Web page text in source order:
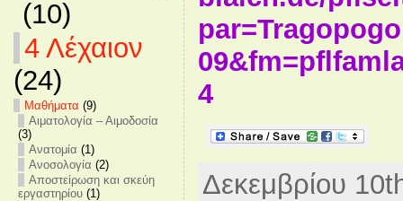
(10)
4 Λέχαιον
(24)
Mαθήματα (9)
Αιματολογία – Αιμοδοσία
(3)
Ανατομία (1)
Ανοσολογία (2)
Αποστείρωση και σκεύη
εργαστηρίου(1)
4
Δεκεμβρίου